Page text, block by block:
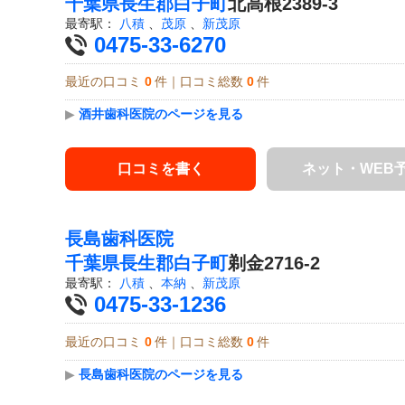
最寄駅： 八積 茂原 新茂原
0475-33-6270
最近の口コミ 0 件｜口コミ総数 0 件
▶ 酒井歯科医院のページを見る
口コミを書く ネット・WEB
長島歯科医院
千葉県長生郡白子町剃金2716-2
最寄駅： 八積 、 本納 、 新茂原
0475-33-1236
最近の口コミ 0 件｜口コミ総数 0 件
▶ 長島歯科医院のページを見る